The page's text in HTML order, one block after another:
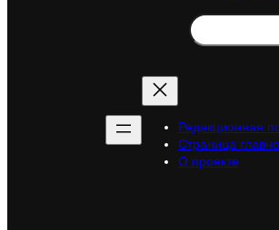
Search
Редакционная
Страница
О проекте